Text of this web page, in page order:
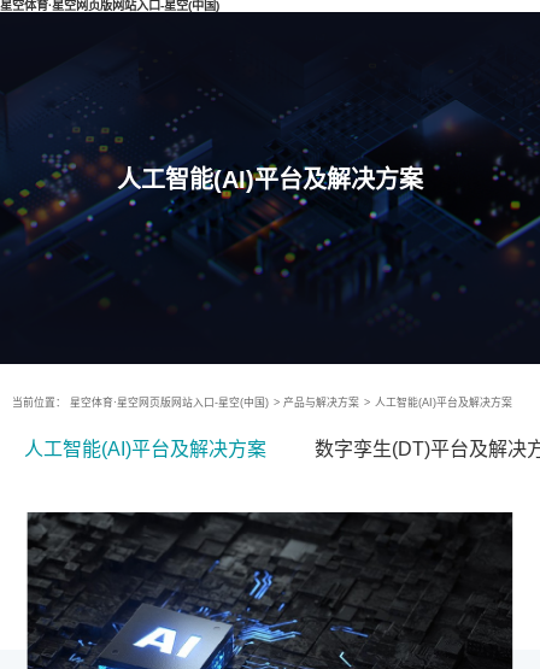
星空体育·星空网页版网站入口-星空(中国)
人工智能(AI)平台及解决方案
当前位置： 星空体育·星空网页版网站入口-星空(中国) > 产品与解决方案 > 人工智能(AI)平台及解决方案
人工智能(AI)平台及解决方案 数字孪生(DT)平台及解决